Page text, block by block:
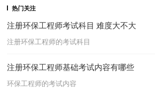
热门关注
注册环保工程师考试科目 难度大不大
注册环保工程师的考试科目
注册环保工程师基础考试内容有哪些
环保工程师的考试内容